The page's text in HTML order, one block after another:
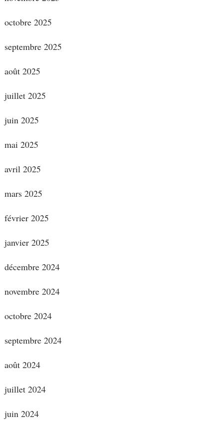
octobre 2025
septembre 2025
août 2025
juillet 2025
juin 2025
mai 2025
avril 2025
mars 2025
février 2025
janvier 2025
décembre 2024
novembre 2024
octobre 2024
septembre 2024
août 2024
juillet 2024
juin 2024